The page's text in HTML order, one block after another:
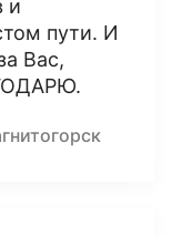
и
пути. И
Вас,